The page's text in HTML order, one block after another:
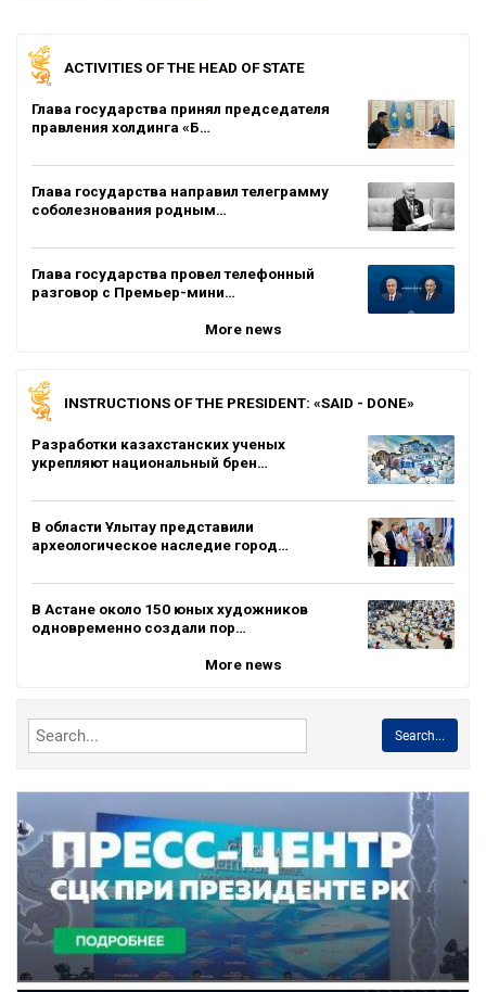
ACTIVITIES OF THE HEAD OF STATE
Глава государства принял председателя
правления холдинга «Б…
Глава государства направил телеграмму
соболезнования родным…
Глава государства провел телефонный
разговор с Премьер-мини…
More news
INSTRUCTIONS OF THE PRESIDENT: «SAID - DONE»
Разработки казахстанских ученых
укрепляют национальный брен…
В области Ұлытау представили
археологическое наследие город…
В Астане около 150 юных художников
одновременно создали пор…
More news
Search...